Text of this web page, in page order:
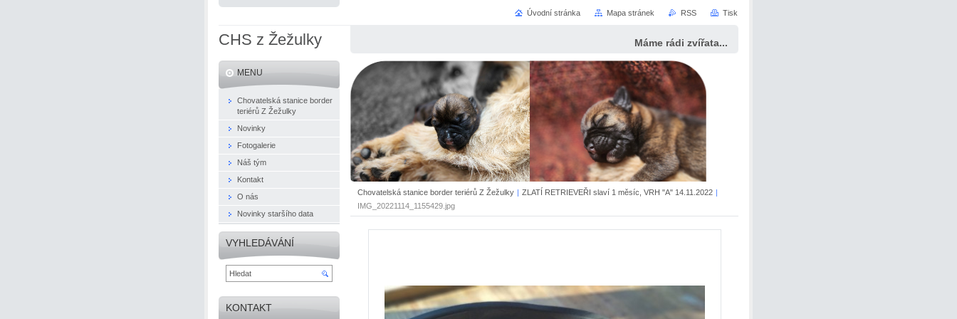
CHS z Žežulky Máme rádi zvířata...
Chovatelská stanice border teriérů Z Žežulky | ZLATÍ RETRIEVEŘI slaví 1 měsíc, VRH "A" 14.11.2022 |
IMG_20221114_1155429.jpg
MENU
Chovatelská stanice border
teriérů Z Žežulky
Novinky
Fotogalerie
Náš tým
Kontakt
O nás
Novinky staršího data
VYHLEDÁVÁNÍ
KONTAKT
Úvodní stránka Mapa stránek RSS Tisk